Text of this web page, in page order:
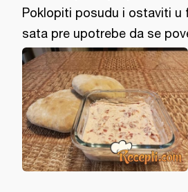
Poklopiti posudu i ostaviti u
sata pre upotrebe da se